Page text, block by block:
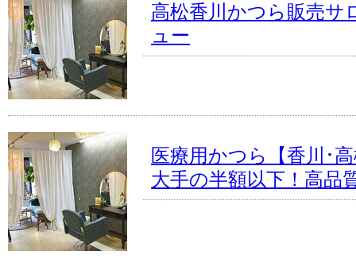
高松香川かつら販売サ
ュー
医療用かつら【香川･
大手の半額以下！高品